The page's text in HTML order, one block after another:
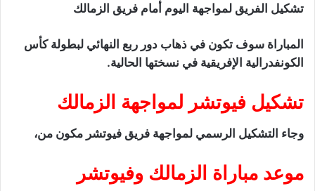
تشكيل الفريق لمواجهة اليوم أمام فريق الزمالك
المباراة سوف تكون في ذهاب دور ربع النهائي لبطولة كأس
الكونفدرالية الإفريقية في نسختها الحالية.
تشكيل فيوتشر لمواجهة الزمالك
وجاء التشكيل الرسمي لمواجهة فريق فيوتشر مكون من،
موعد مباراة الزمالك وفيوتشر